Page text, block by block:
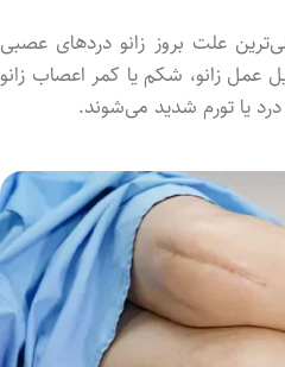
علت بروز زانو دردهای عصبی
زانو، شکم یا کمر اعصاب زانو
درد یا تورم شدید می‌شوند.